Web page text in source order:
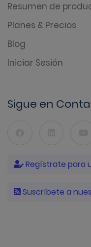
Resumen de
Planes & Precios
Blog
Iniciar Sesión
Sigue en
Regístrate para
Suscríbete a